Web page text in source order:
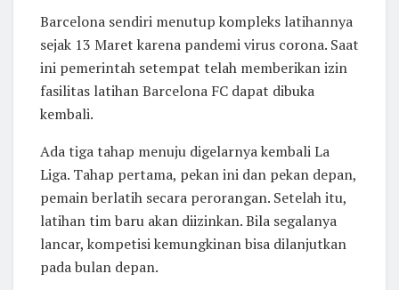
Barcelona sendiri menutup kompleks latihannya
sejak 13 Maret karena pandemi virus corona. Saat
ini pemerintah setempat telah memberikan izin
fasilitas latihan Barcelona FC dapat dibuka
kembali.
Ada tiga tahap menuju digelarnya kembali La
Liga. Tahap pertama, pekan ini dan pekan depan,
pemain berlatih secara perorangan. Setelah itu,
latihan tim baru akan diizinkan. Bila segalanya
lancar, kompetisi kemungkinan bisa dilanjutkan
pada bulan depan.